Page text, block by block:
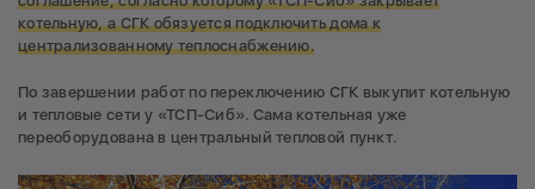
котельную, а СГК обязуется подключить дома к
централизованному теплоснабжению.
По завершении работ по переключению СГК выкупит котельную
и тепловые сети у «ТСП-Сиб». Сама котельная уже
переоборудована в центральный тепловой пункт.